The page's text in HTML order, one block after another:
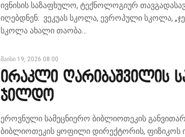
ივნისის საზაფხულო, ტექნოლოგიურ
იღებდნენ: ვეკუას სკოლა, ევროპული სკოლა,
სკოლა ახალი თაობა…
მაისი 19, 2026 08:00
ირაკლი ღარიბაშვილის
ჯილდო
ეროვნული სამეცნიერო ბიბლიოთეკის
ბიბლიოთეკის ყოფილი დირექტორის, ფიზიკოს